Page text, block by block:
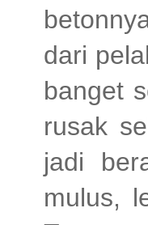
dari
banget
rusak
jadi
mulus,